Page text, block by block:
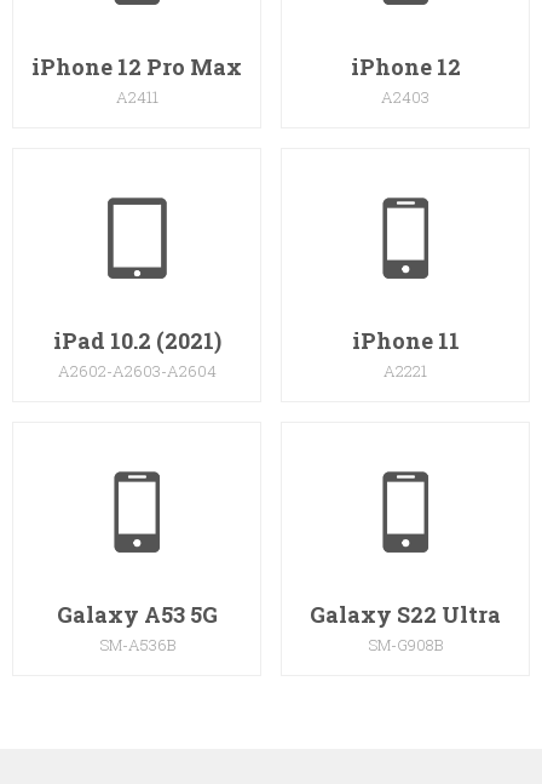
iPhone 12 Pro Max
A2411
iPhone 12
A2403
iPad 10.2 (2021)
A2602-A2603-A2604
iPhone 11
A2221
Galaxy A53 5G
SM-A536B
Galaxy S22 Ultra
SM-G908B